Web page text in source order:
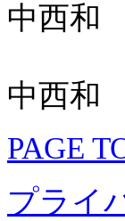
中西和
中西和
PAGE
プライ